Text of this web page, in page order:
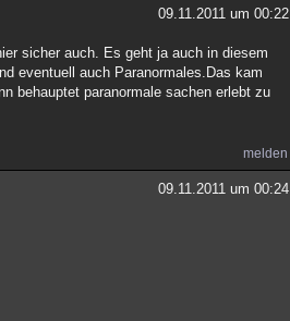
09.11.2011 um 00:22
sicher auch. Es geht ja auch in diesem
eventuell auch Paranormales.Das kam
behauptet paranormale sachen erlebt zu
melden
09.11.2011 um 00:24